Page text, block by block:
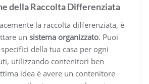
della Raccolta Differenziata
la raccolta differenziata, è
un sistema organizzato. Puoi
della tua casa per ogni
utilizzando contenitori ben
idea è avere un contenitore